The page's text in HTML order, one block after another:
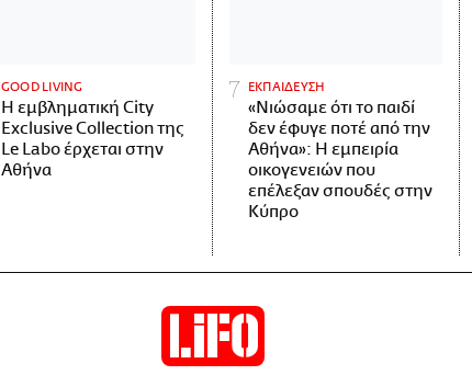
GOOD LIVING
Η εμβληματική City
Exclusive Collection της
Le Labo έρχεται στην
Αθήνα
ΕΚΠΑΙΔΕΥΣΗ
«Νιώσαμε ότι το παιδί
δεν έφυγε ποτέ από την
Αθήνα»: Η εμπειρία
οικογενειών που
επέλεξαν σπουδές στην
Κύπρο